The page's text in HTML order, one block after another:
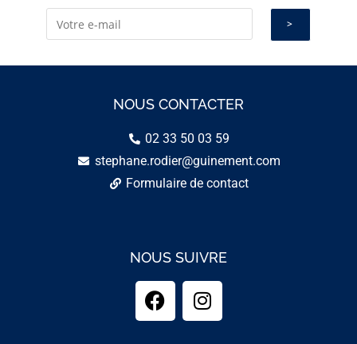
NOUS CONTACTER
02 33 50 03 59
stephane.rodier@guinement.com
Formulaire de contact
NOUS SUIVRE